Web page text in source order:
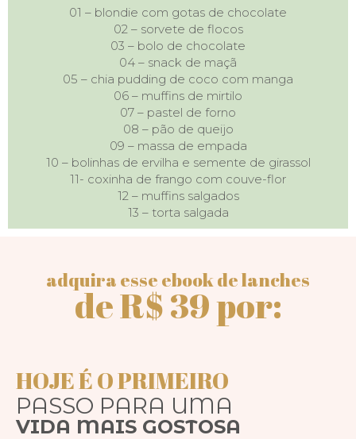
01 – blondie com gotas de chocolate
02 – sorvete de flocos
03 – bolo de chocolate
04 – snack de maçã
05 – chia pudding de coco com manga
06 – muffins de mirtilo
07 – pastel de forno
08 – pão de queijo
09 – massa de empada
10 – bolinhas de ervilha e semente de girassol
11- coxinha de frango com couve-flor
12 – muffins salgados
13 – torta salgada
adquira esse ebook de lanches
de R$ 39 por:
HOJE É O PRIMEIRO
PASSO PARA UMA
VIDA MAIS GOSTOSA